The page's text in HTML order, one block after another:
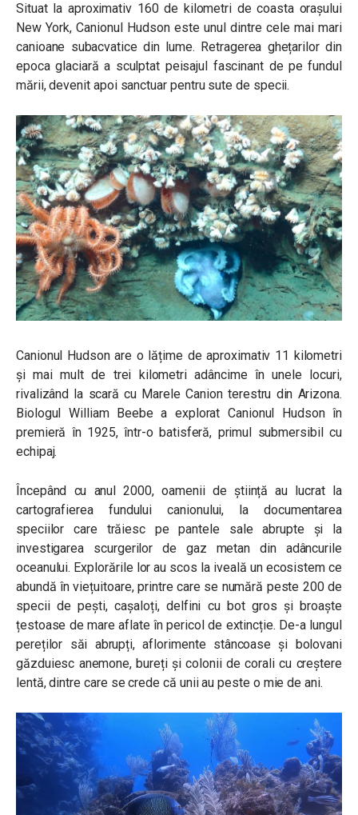
Situat la aproximativ 160 de kilometri de coasta orașului
New York, Canionul Hudson este unul dintre cele mai mari
canioane subacvatice din lume. Retragerea ghețarilor din
epoca glaciară a sculptat peisajul fascinant de pe fundul
mării, devenit apoi sanctuar pentru sute de specii.
Canionul Hudson are o lățime de aproximativ 11 kilometri
și mai mult de trei kilometri adâncime în unele locuri,
rivalizând la scară cu Marele Canion terestru din Arizona.
Biologul William Beebe a explorat Canionul Hudson în
premieră în 1925, într-o batisferă, primul submersibil cu
echipaj.
Începând cu anul 2000, oamenii de știință au lucrat la
cartografierea fundului canionului, la documentarea
speciilor care trăiesc pe pantele sale abrupte și la
investigarea scurgerilor de gaz metan din adâncurile
oceanului. Explorările lor au scos la iveală un ecosistem ce
abundă în viețuitoare, printre care se numără peste 200 de
specii de pești, cașaloți, delfini cu bot gros și broaște
țestoase de mare aflate în pericol de extincție. De-a lungul
pereților săi abrupți, aflorimente stâncoase și bolovani
găzduiesc anemone, bureți și colonii de corali cu creștere
lentă, dintre care se crede că unii au peste o mie de ani.